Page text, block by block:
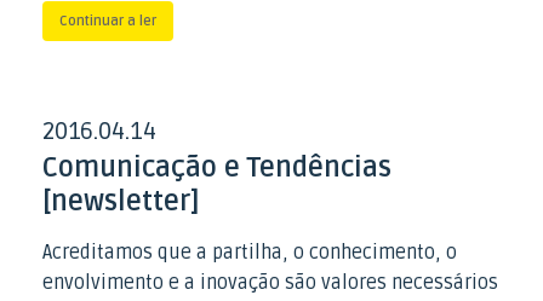
Continuar a ler
2016.04.14
Comunicação e Tendências
[newsletter]
Acreditamos que a partilha, o conhecimento, o
envolvimento e a inovação são valores necessários